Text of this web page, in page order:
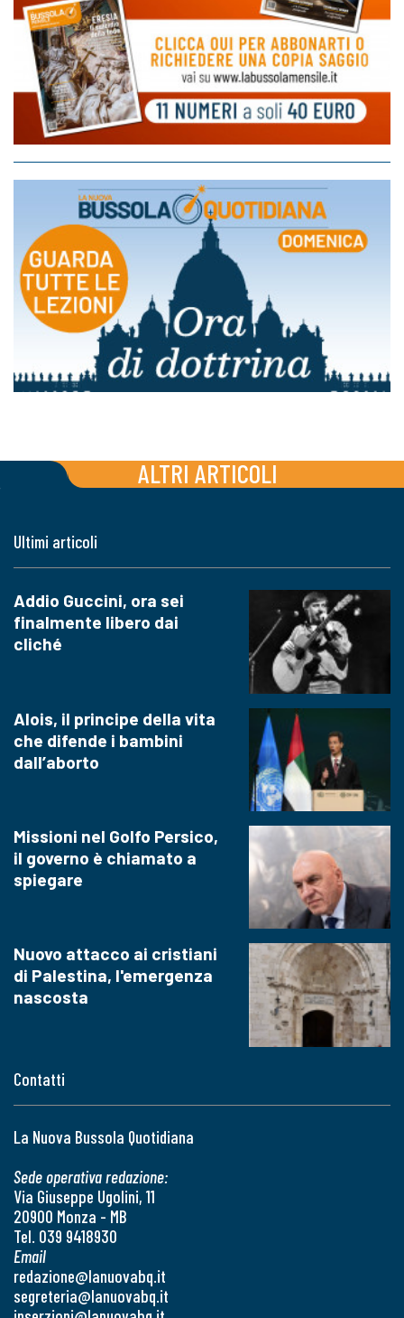
ALTRI ARTICOLI
Contatti
La Nuova Bussola Quotidiana
Sede operativa redazione:
Via Giuseppe Ugolini, 11
20900 Monza - MB
Tel. 039 9418930
Email
redazione@lanuovabq.it
segreteria@lanuovabq.it
Ultimi articoli
Addio Guccini, ora sei
finalmente libero dai
cliché
Alois, il principe della vita
che difende i bambini
dall’aborto
Missioni nel Golfo Persico,
il governo è chiamato a
spiegare
Nuovo attacco ai cristiani
di Palestina, l'emergenza
nascosta